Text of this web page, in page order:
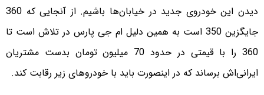
دیدن این خودروی جدید در خیابان‌ها باشیم. از آنجایی که 360
جایگزین 350 است به همین دلیل ام جی پارس در تلاش است تا
360 را با قیمتی در حدود 70 میلیون تومان بدست مشتریان
ایرانی‌اش برساند که در اینصورت باید با خودروهای زیر رقابت کند.